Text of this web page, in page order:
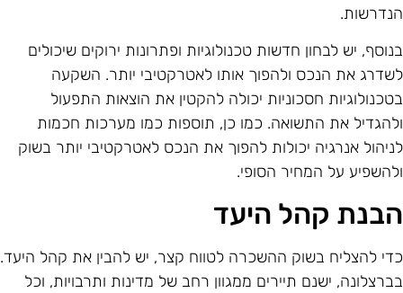
יש לבחון חדשות טכנולוגיות ופתרונות ירוקים שיכולים
את הנכס ולהפוך אותו לאטרקטיבי יותר. השקעה
חסכוניות יכולה להקטין את הוצאות התפעול
את התשואה. כמו כן, תוספות כמו מערכות חכמות
אנרגיה יכולות להפוך את הנכס לאטרקטיבי יותר בשוק
על המחיר הסופי.
קהל היעד
להצליח בשוק ההשכרה לטווח קצר, יש להבין את קהל היעד.
ישנם תיירים ממגוון רחב של מדינות ותרבויות, וכל